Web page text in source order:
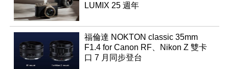
LUMIX 25 週年
福倫達 NOKTON classic 35mm
F1.4 for Canon RF、Nikon Z 雙卡
口 7 月同步登台